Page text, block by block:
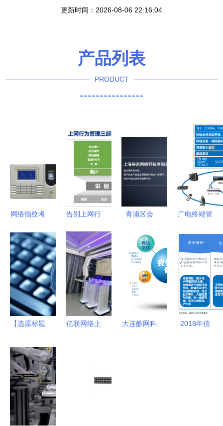
更新时间：2026-08-06 22:16:04
产品列表
PRODUCT
----------------
网络指纹考
解析、价格
因素与优质
厂家推荐
——聚焦生
物识别技术
与机电之家
告别上网行
代 奇安信
新一代上网
行为管理，
为企业筑牢
安全、合
规、效率三
青浦区会
询与网络技
术服务电子
渠道详情
广电终端管
火鼎力相助
网络技术服
务
【选原标题
应描述规范
要求最后修
正字限于保
障通用合理
顺利版获得
亿联网络上
讯技术变
大连酷网科
2018年信